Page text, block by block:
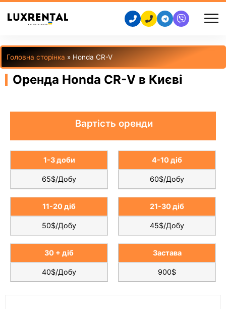
Головна сторінка » Honda CR-V
Оренда Honda CR-V в Києві
Вартість оренди
1-3 доби
65$/Добу
11-20 діб
50$/Добу
30 + діб
40$/Добу
4-10 діб
60$/Добу
21-30 діб
45$/Добу
Застава
900$